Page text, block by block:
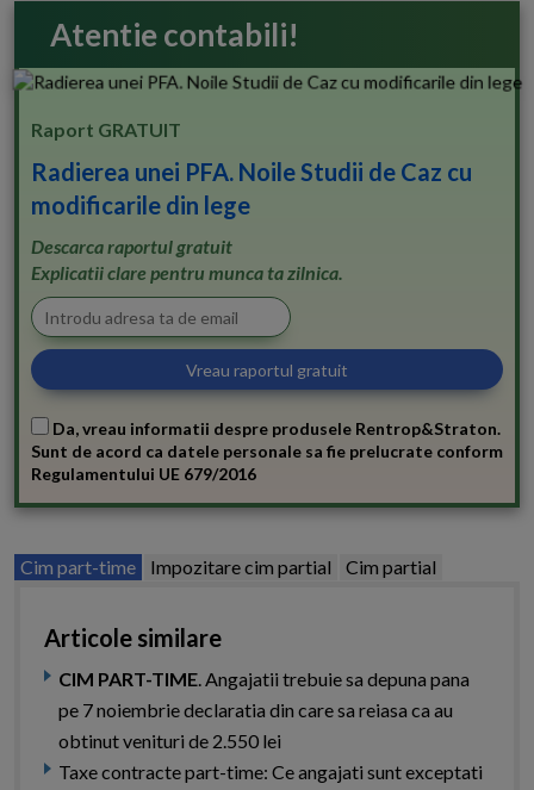
Atentie contabili!
Raport GRATUIT
Radierea unei PFA. Noile Studii de Caz cu
modificarile din lege
Descarca raportul gratuit
Explicatii clare pentru munca ta zilnica.
Da, vreau informatii despre produsele Rentrop&Straton.
Sunt de acord ca datele personale sa fie prelucrate conform
Regulamentului UE 679/2016
Cim part-time Impozitare cim partial Cim partial
Articole similare
CIM PART-TIME. Angajatii trebuie sa depuna pana
pe 7 noiembrie declaratia din care sa reiasa ca au
obtinut venituri de 2.550 lei
Taxe contracte part-time: Ce angajati sunt exceptati